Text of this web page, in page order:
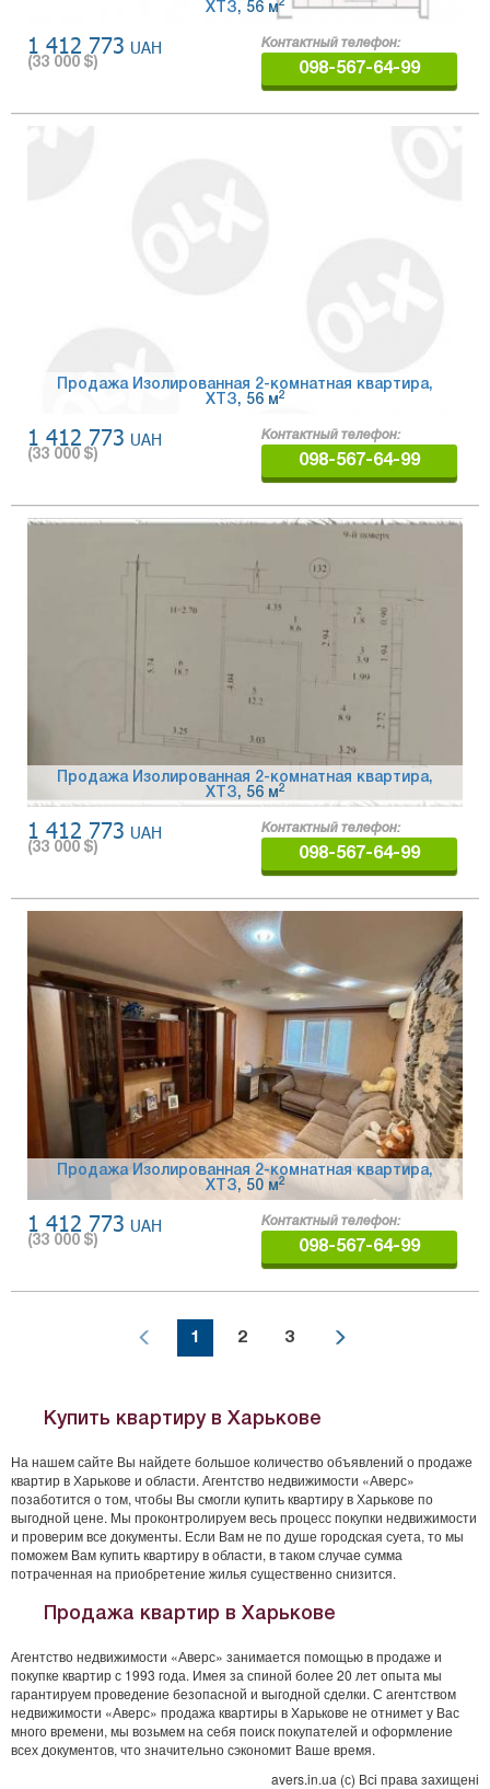
ХТЗ, 56 м2
1 412 773 UAH
(33 000 $)
Контактный телефон:
098-567-64-99
Продажа Изолированная 2-комнатная квартира,
ХТЗ, 56 м 2
1 412 773 UAH
(33 000 $)
Контактный телефон:
098-567-64-99
Продажа Изолированная 2-комнатная квартира,
ХТЗ, 56 м 2
1 412 773 UAH
(33 000 $)
Контактный телефон:
098-567-64-99
Продажа Изолированная 2-комнатная квартира,
ХТЗ, 50 м2
1 412 773 UAH
(33 000 $)
Контактный телефон:
098-567-64-99
1 2 3
Купить квартиру в Харькове
На нашем сайте Вы найдете большое количество объявлений о продаже
квартир в Харькове и области. Агентство недвижимости «Аверс»
позаботится о том, чтобы Вы смогли купить квартиру в Харькове по
выгодной цене. Мы проконтролируем весь процесс покупки недвижимости
и проверим все документы. Если Вам не по душе городская суета, то мы
поможем Вам купить квартиру в области, в таком случае сумма
потраченная на приобретение жилья существенно снизится.
Продажа квартир в Харькове
Агентство недвижимости «Аверс» занимается помощью в продаже и
покупке квартир с 1993 года. Имея за спиной более 20 лет опыта мы
гарантируем проведение безопасной и выгодной сделки. С агентством
недвижимости «Аверс» продажа квартиры в Харькове не отнимет у Вас
много времени, мы возьмем на себя поиск покупателей и оформление
всех документов, что значительно сэкономит Ваше время.
avers.in.ua (с) Всі права захищені